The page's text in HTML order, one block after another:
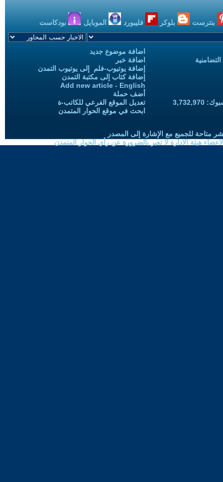
بنترست بلوكر فليبورد الموبايل بودكاست
اضافة موضوع جديد
اضافة خبر
إضافة يوتيوب-فلم إلى يوتيوب التمدن
إضافة كتاب إلى مكتبة التمدن
Add new article - English
أضف حملة
تعديل الموقع الفرعي للكاتب-ة
ابحث في موقع الحوار المتمدن
متاحة للجميع مع الإشارة إلى المصدر
هيئة الادارة لا تعبر بالضرورة عن رأي الحوار المتمدن